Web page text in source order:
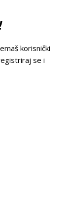
korisnički
se i